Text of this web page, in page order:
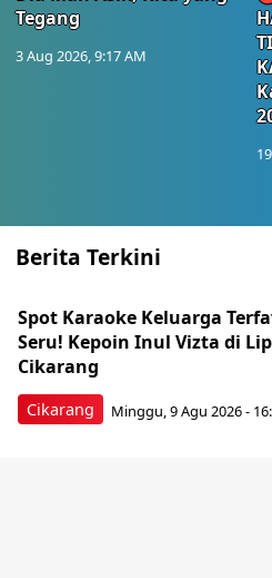
Tegang
3 Aug 2026, 9:17 AM
Berita Terkini
Cikarang
Spot Karaoke Keluarga
Seru! Kepoin Inul Vizta di
Cikarang
Minggu, 9 Agu 2026 -